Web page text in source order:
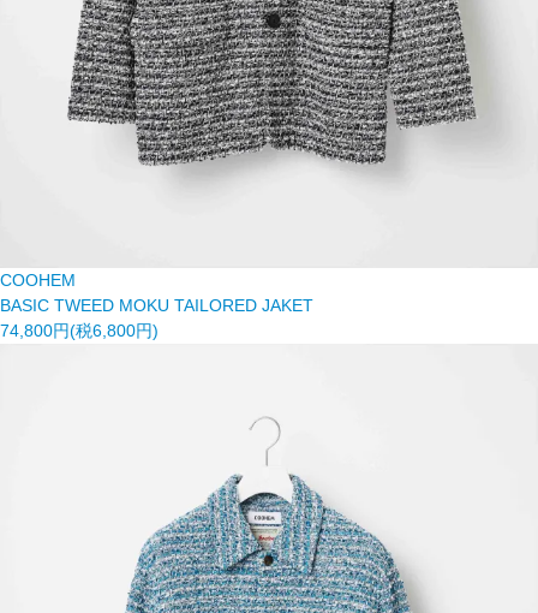
COOHEM
BASIC TWEED MOKU TAILORED JAKET
74,800円(税6,800円)